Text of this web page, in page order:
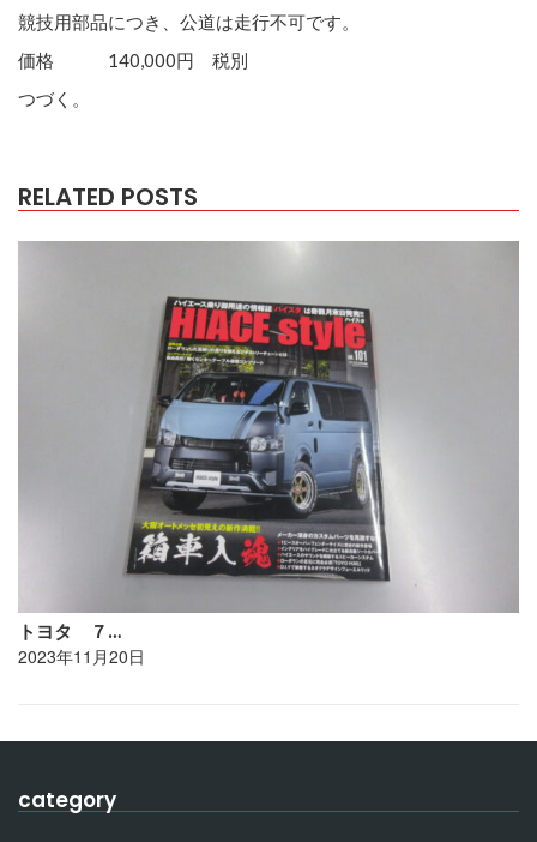
競技用部品につき、公道は走行不可です。
価格 140,000円 税別
つづく。
RELATED POSTS
トヨタ ７…
2023年11月20日
category